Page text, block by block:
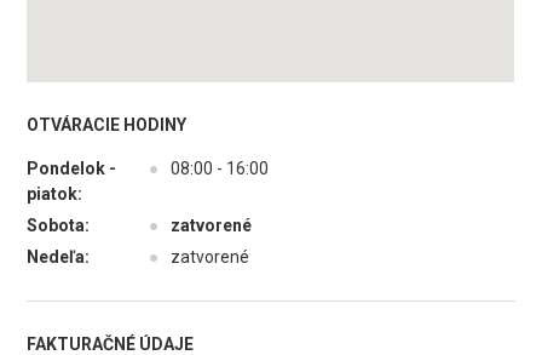
OTVÁRACIE HODINY
Pondelok -
piatok:
● 08:00 - 16:00
Sobota: ●
zatvorené
Nedeľa:
● zatvorené
FAKTURAČNÉ ÚDAJE